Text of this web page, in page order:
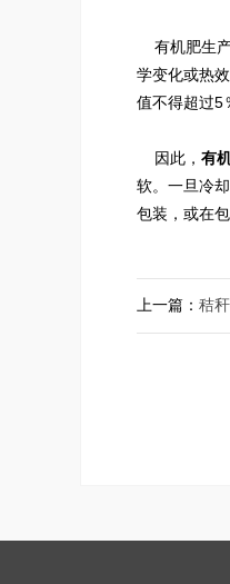
有机肥生产
学变化或热
值不得超过5
因此， 有
软。一旦冷
包装，或在
上一篇： 秸